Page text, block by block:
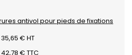
antivol pour pieds de fixations
35,65 € HT
42,78 € TTC